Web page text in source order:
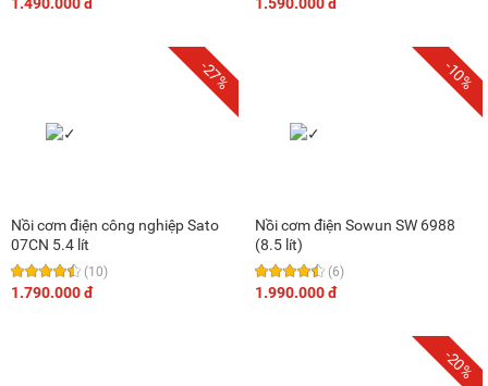
-27%
Nồi cơm điện công nghiệp Sato
07CN 5.4 lít
(10)
1.790.000 đ
-10%
Nồi cơm điện Sowun SW 6988
(8.5 lít)
(6)
1.990.000 đ
-20%